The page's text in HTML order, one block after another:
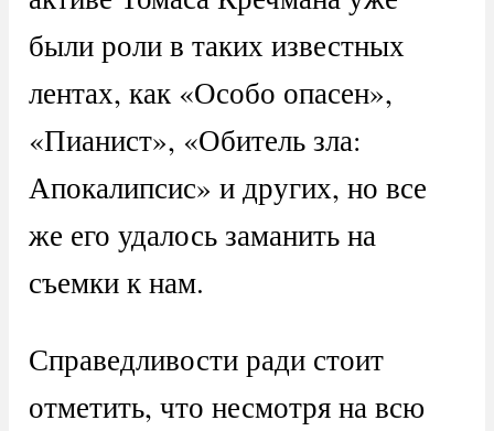
были роли в таких известных
лентах, как «Особо опасен»,
«Пианист», «Обитель зла:
Апокалипсис» и других, но все
же его удалось заманить на
съемки к нам.
Справедливости ради стоит
отметить, что несмотря на всю